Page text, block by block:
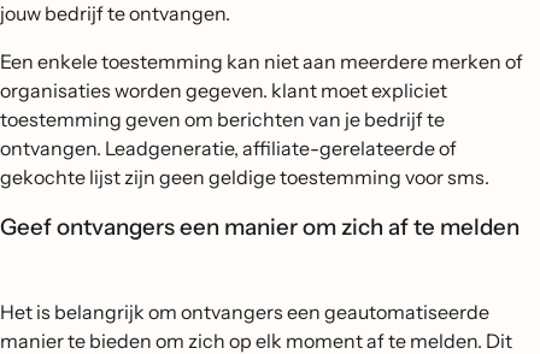
jouw bedrijf te ontvangen.
Een enkele toestemming kan niet aan meerdere merken of
organisaties worden gegeven. klant moet expliciet
toestemming geven om berichten van je bedrijf te
ontvangen. Leadgeneratie, affiliate-gerelateerde of
gekochte lijst zijn geen geldige toestemming voor sms.
Geef ontvangers een manier om zich af te melden
Het is belangrijk om ontvangers een geautomatiseerde
manier te bieden om zich op elk moment af te melden. Dit